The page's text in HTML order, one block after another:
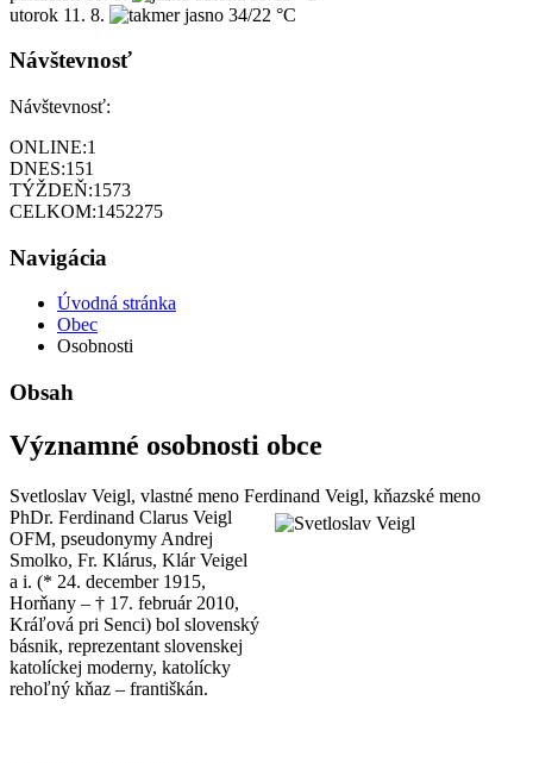
utorok 11. 8. 34/22 °C
Návštevnosť
Návštevnosť:
ONLINE:1
DNES:151
TÝŽDEŇ:1573
CELKOM:1452275
Navigácia
Úvodná stránka
Obec
Osobnosti
Obsah
Významné osobnosti obce
Svetloslav Veigl, vlastné meno Ferdinand Veigl, kňazské meno
PhDr. Ferdinand Clarus Veigl
OFM, pseudonymy Andrej
Smolko, Fr. Klárus, Klár Veigel
a i. (* 24. december 1915,
Horňany – † 17. február 2010,
Kráľová pri Senci) bol slovenský
básnik, reprezentant slovenskej
katolíckej moderny, katolícky
rehoľný kňaz – františkán.